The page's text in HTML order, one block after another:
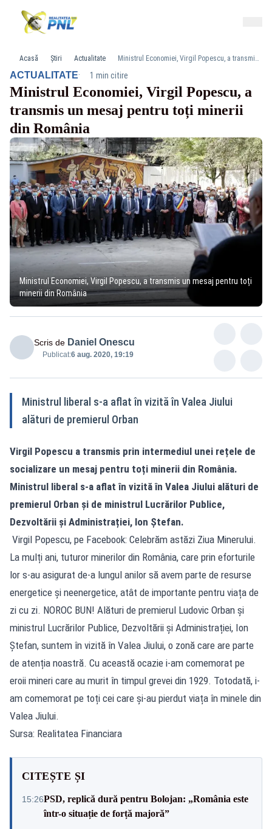
Acasă Știri Actualitate Ministrul Economiei, Virgil Popescu, a transmis un mesaj pentru toți minerii din România
ACTUALITATE· 1 min citire
Ministrul Economiei, Virgil Popescu, a
transmis un mesaj pentru toți minerii
din România
Ministrul Economiei, Virgil Popescu, a transmis un mesaj pentru toți
minerii din România
Scris de Daniel Onescu
Publicat:6 aug. 2020, 19:19
Ministrul liberal s-a aflat în vizită în Valea Jiului
alături de premierul Orban
Virgil Popescu a transmis prin intermediul unei rețele de
socializare un mesaj pentru toți minerii din România.
Ministrul liberal s-a aflat în vizită în Valea Jiului alături de
premierul Orban și de ministrul Lucrărilor Publice,
Dezvoltării și Administrației, Ion Ștefan.
Virgil Popescu, pe Facebook: Celebrăm astăzi Ziua Minerului.
La mulți ani, tuturor minerilor din România, care prin eforturile
lor s-au asigurat de-a lungul anilor să avem parte de resurse
energetice și neenergetice, atât de importante pentru viața de
zi cu zi. NOROC BUN! Alături de premierul Ludovic Orban și
ministrul Lucrărilor Publice, Dezvoltării și Administrației, Ion
Ștefan, suntem în vizită în Valea Jiului, o zonă care are parte
de atenția noastră. Cu această ocazie i-am comemorat pe
eroii mineri care au murit în timpul grevei din 1929. Totodată, i-
am comemorat pe toți cei care și-au pierdut viața în minele din
Valea Jiului.
Sursa: Realitatea Financiara
CITEȘTE ȘI
15:26PSD, replică dură pentru Bolojan: „România este
într-o situație de forță majoră”